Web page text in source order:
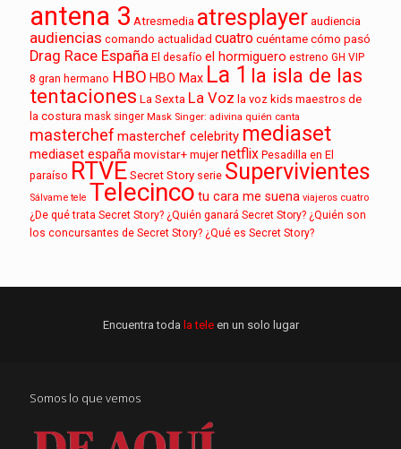
antena 3 Atresmedia atresplayeraudiencia
audiencias comando actualidad cuatrocuéntame cómo pasó
Drag Race España El desafío el hormiguero estreno GH VIP
8 gran hermano HBO HBO Max La 1 la isla de las
tentaciones La Sexta La Voz la voz kids maestros de
la costura mask singer Mask Singer: adivina quién canta
masterchef masterchef celebrity mediaset
mediaset españamovistar+ mujer netflix Pesadilla en El
paraíso RTVE Secret Story serie Supervivientes
Sálvame tele Telecinco tu cara me suena viajeros cuatro
¿De qué trata Secret Story? ¿Quién ganará Secret Story? ¿Quién son
los concursantes de Secret Story? ¿Qué es Secret Story?
Encuentra toda la tele en un solo lugar
Somos lo que vemos